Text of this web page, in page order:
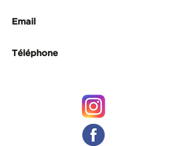
Email
Téléphone